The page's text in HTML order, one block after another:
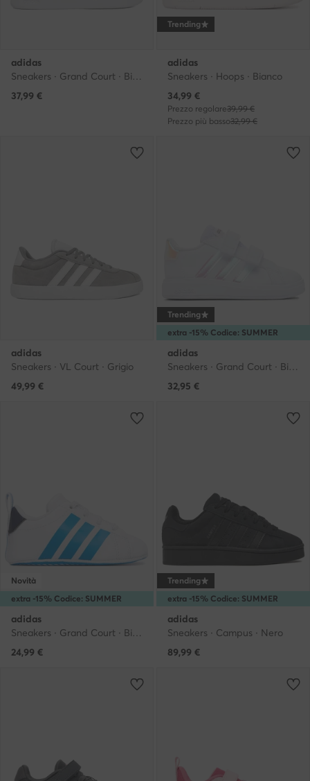
adidas
37,99 €
Trending
adidas
Sneakers · Hoops · Bianco
Prezzo attuale
34,99 €
Prezzo regolare39,99 €
Prezzo più basso32,99 €
adidas
Sneakers · VL Court · Grigio
49,99 €
extra -15% Codice: SUMMER
Trending
adidas
Sneakers · Grand Court · Bianco
32,95 €
extra -15% Codice: SUMMER
Novità
adidas
Sneakers · Grand Court · Bianco
24,99 €
extra -15% Codice: SUMMER
Trending
adidas
Sneakers · Campus · Nero
89,99 €